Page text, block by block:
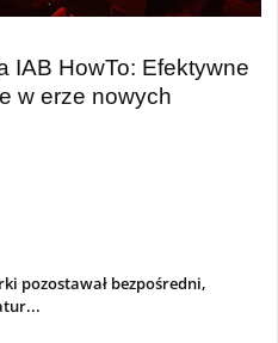
IAB HowTo: Efektywne
w erze nowych
pozostawał bezpośredni,